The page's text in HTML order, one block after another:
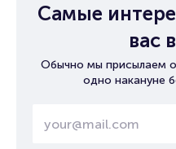
Самые
вас
Обычно мы присылаем
одно накануне